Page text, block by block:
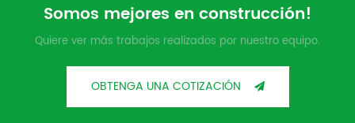
Somos mejores en construcción!
Quiere ver más trabajos realizados por nuestro equipo.
OBTENGA UNA COTIZACIÓN